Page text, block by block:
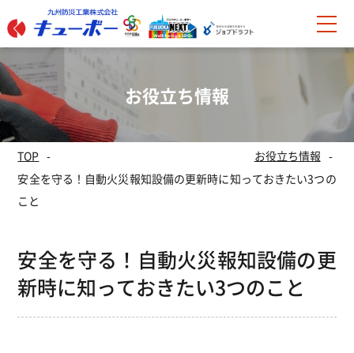
お役立ち情報
TOP
お役立ち情報
安全を守る！自動火災報知設備の更新時に知っておきたい3つの
こと
安全を守る！自動火災報知設備の更
新時に知っておきたい3つのこと